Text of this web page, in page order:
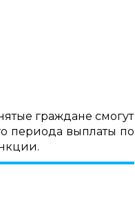
граждане смогут
периода выплаты по